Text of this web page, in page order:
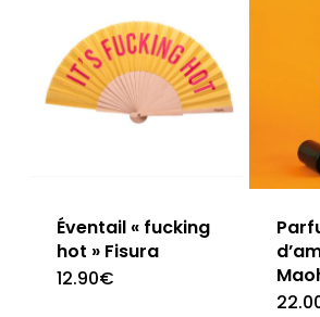
be
chosen
Éventail « fucking
hot » Fisura
12.90€